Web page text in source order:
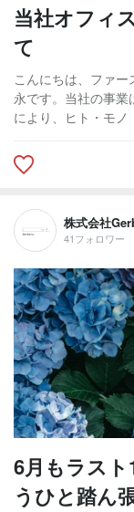
当社オフィ
て
こんにちは、ファ
永です。当社の事
により、ヒト・モ
株式会社
41フォロワー
6月もラス
うひと踏ん